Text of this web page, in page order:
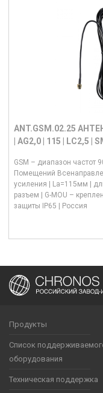
ANT.GSM.02.25
| AG2,0 | 115 | LC2,5 |
GSM – диапазон частот
Помещений
усиления | La=115мм |
разъем | G-MOU –
защиты IP65 | Россия
Продукты
Список
оборудования
Техническая поддержка